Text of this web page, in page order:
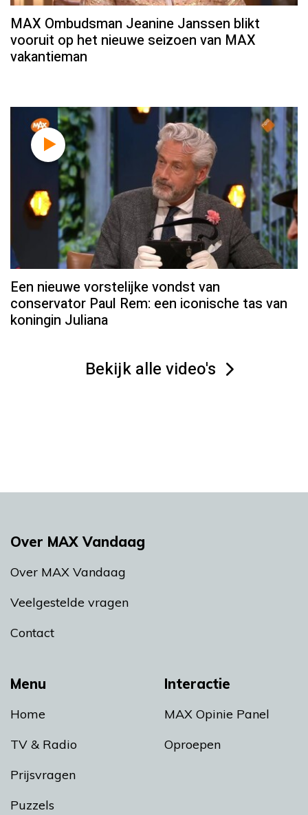
MAX Ombudsman Jeanine Janssen blikt
vooruit op het nieuwe seizoen van MAX
vakantieman
Een nieuwe vorstelijke vondst van
conservator Paul Rem: een iconische tas van
koningin Juliana
Bekijk alle video's
Menu
Home
TV & Radio
Prijsvragen
Puzzels
Interactie
MAX Opinie Panel
Oproepen
Over MAX Vandaag
Over MAX Vandaag
Veelgestelde vragen
Contact